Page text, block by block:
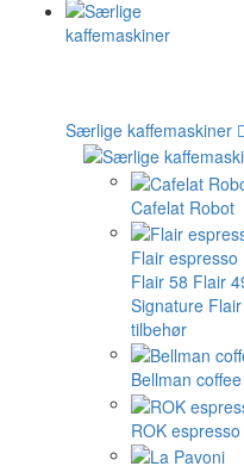
Særlige kaffemaskiner
Cafelat Robot
Flair espresso
Flair 58 Flair
Signature
tilbehør
Bellman coffee
ROK espresso